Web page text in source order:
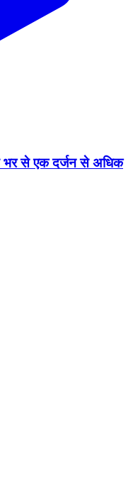
भर से एक दर्जन से अधिक